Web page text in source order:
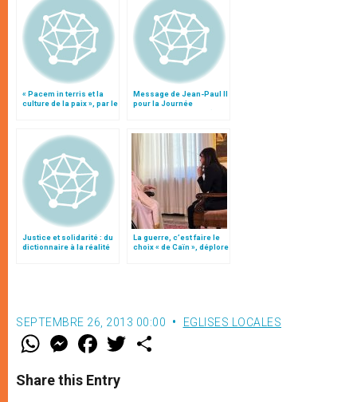
« Pacem in terris et la
culture de la paix », par le
Message de Jean-Paul II
pour la Journée
Justice et solidarité : du
dictionnaire à la réalité
La guerre, c’est faire le
choix « de Caïn », déplore
SEPTEMBRE 26, 2013 00:00 EGLISES LOCALES
W
t
s
M
e
s
e
F
a
e
b
w
Share this Entry